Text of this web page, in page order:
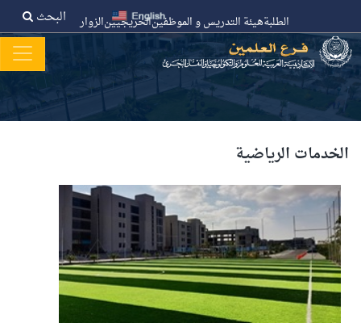
الطلبةهيئة التدريس و الموظفينالخريجيينالزوار البحث
الخدمات الرياضية